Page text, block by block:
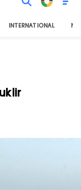
INTERNATIONAL